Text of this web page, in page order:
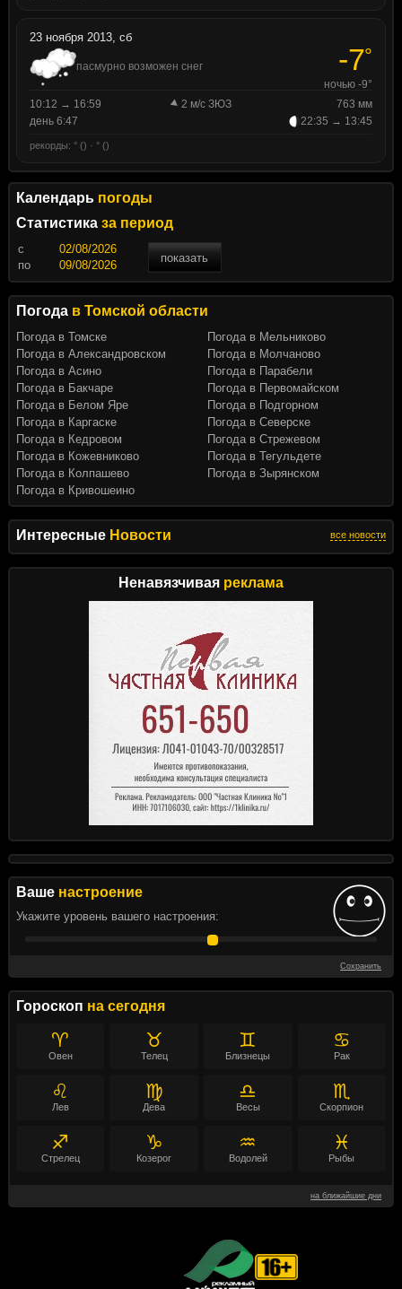
Интересные Новости все новости
Ненавязчивая реклама
Ваше настроение
Укажите уровень вашего настроения:
Сохранить
Гороскоп на сегодня
♈
Овен
♉
Телец
♊
Близнецы
♋
Рак
♌
Лев
♍
Дева
♎
Весы
♏
Скорпион
♐
Стрелец
♑
Козерог
♒
Водолей
♓
Рыбы
на ближайшие дни
23 ноября 2013, сб
пасмурно возможен снег -7°
ночью -9°
10:12 → 16:59
2 м/с ЗЮЗ
763 мм
день 6:47
22:35 → 13:45
рекорды: ° () · ° ()
Календарь погоды
Статистика за период
c
показать
по
Погода в Томской области
Погода в Томске
Погода в Александровском
Погода в Асино
Погода в Бакчаре
Погода в Белом Яре
Погода в Каргаске
Погода в Кедровом
Погода в Кожевниково
Погода в Колпашево
Погода в Кривошеино
Погода в Мельниково
Погода в Молчаново
Погода в Парабели
Погода в Первомайском
Погода в Подгорном
Погода в Северске
Погода в Стрежевом
Погода в Тегульдете
Погода в Зырянском